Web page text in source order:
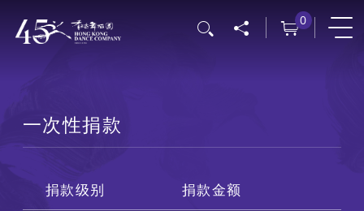
0
一次性捐款
捐款级别 捐款金额